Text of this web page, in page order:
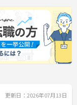
更新日：2026年07月13日